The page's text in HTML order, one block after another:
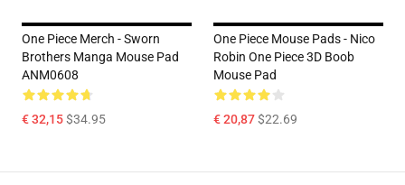
One Piece Merch - Sworn
Brothers Manga Mouse Pad
ANM0608
€ 32,15$34.95
One Piece Mouse Pads - Nico
Robin One Piece 3D Boob
Mouse Pad
€ 20,87$22.69